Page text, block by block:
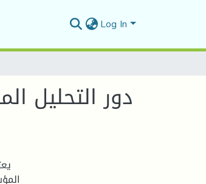
Log In
دور التحليل